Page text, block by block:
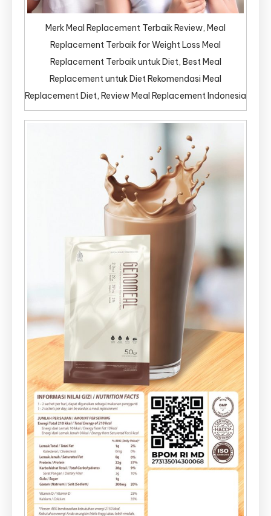
Merk Meal Replacement Terbaik Review, Meal
Replacement Terbaik for Weight Loss Meal
Replacement Terbaik untuk Diet, Best Meal
Replacement untuk Diet Rekomendasi Meal
Replacement Diet, Review Meal Replacement Indonesia